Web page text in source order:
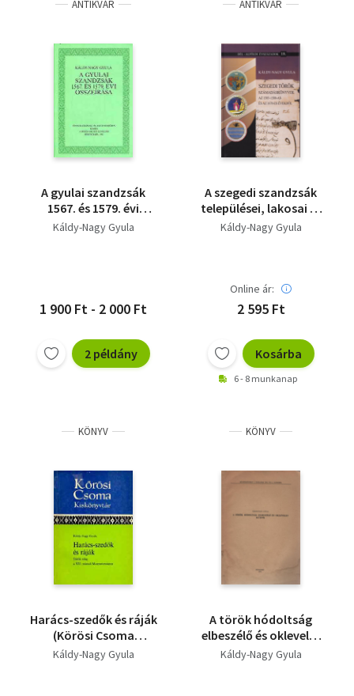
ANTIKVÁR
A gyulai szandzsák
1567. és 1579. évi
összeírása
Káldy-Nagy Gyula
1 900 Ft - 2 000 Ft
2 példány
ANTIKVÁR
A szegedi szandzsák
települései, lakosai és
török birtokosai 1570-
Káldy-Nagy Gyula
Online ár:
2 595 Ft
Kosárba
6 - 8 munkanap
KÖNYV
Harács-szedők és ráják
(Körösi Csoma
kiskönyvtár)
Káldy-Nagy Gyula
KÖNYV
A török hódoltság
elbeszélő és okleveles
kútfőiről
Káldy-Nagy Gyula